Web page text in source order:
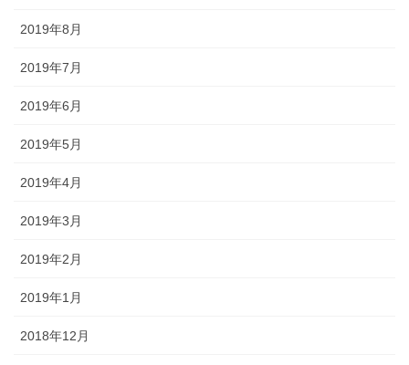
2019年8月
2019年7月
2019年6月
2019年5月
2019年4月
2019年3月
2019年2月
2019年1月
2018年12月